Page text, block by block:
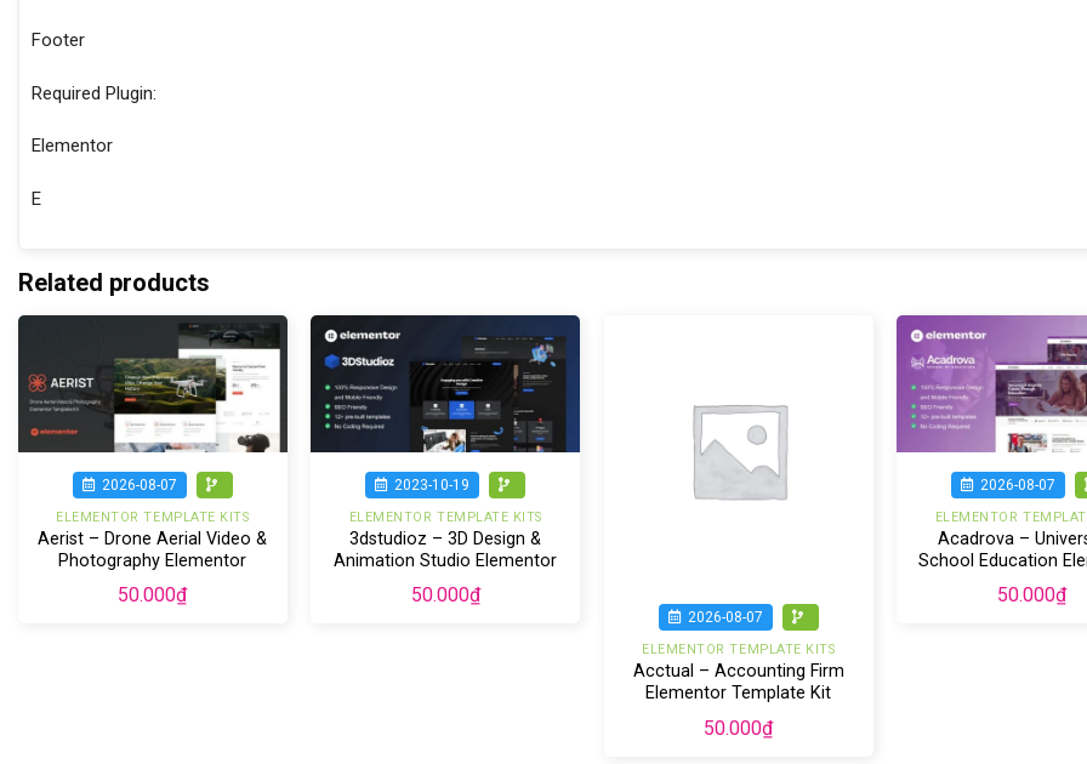
Footer
Required Plugin:
Elementor
E
Related products
2026-08-07
ELEMENTOR TEMPLATE KITS
Aerist – Drone Aerial Video &
Photography Elementor
Template Kit
50.000₫
2023-10-19
ELEMENTOR TEMPLATE KITS
3dstudioz – 3D Design &
Animation Studio Elementor
Template Kit
50.000₫
2026-08-07
ELEMENTOR TEMPLATE KITS
Acctual – Accounting Firm
Elementor Template Kit
50.000₫
2026-08-07
ELEMENTOR
Acadrova –
School Education
Pro Template Kit
50.000₫